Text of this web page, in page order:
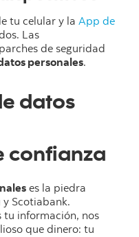
tu celular y la App de
Las
de seguridad
personales.
datos
confianza
es la piedra
Scotiabank.
tu información, nos
que dinero: tu